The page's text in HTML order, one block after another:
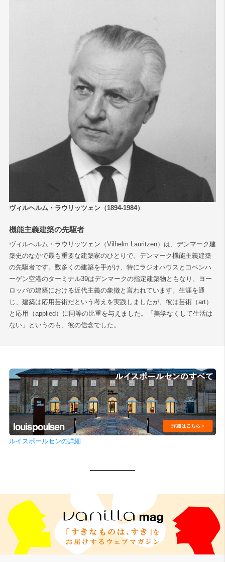
ヴィルヘルム・ラウリッツェン（1894-1984）
機能主義建築の先駆者
ヴィルヘルム・ラウリッツェン（Vilhelm Lauritzen）は、デンマーク建
築史のなかで最も重要な建築家のひとりで、デンマーク機能主義建築
の先駆者です。数多くの建築を手がけ、特にラジオハウスとコペンハ
ーゲン空港のターミナル39はデンマークの指定建築物ともなり、ヨー
ロッパの建築における近代主義の象徴と言われています。生涯を通
じ、建築は応用芸術だという考えを実践しましたが、彼は芸術（art）
と応用（applied）に同等の比重を与えました。「美学なくして生活は
ない」というのも、彼の信念でした。
ルイスポールセンの詳細